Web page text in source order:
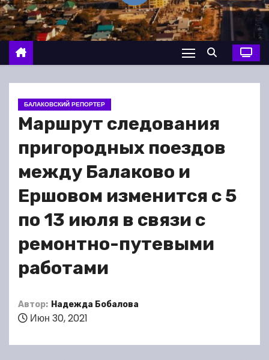
о
м
у
БАЛАКОВСКИЙ РЕПОРТЕР
Маршрут следования
пригородных поездов
между Балаково и
Ершовом изменится с 5
по 13 июля в связи с
ремонтно-путевыми
работами
Автор: Надежда Бобалова
Июн 30, 2021